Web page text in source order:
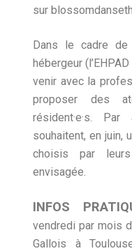
sur
Dans le cadre de
hébergeur
venir avec la
proposer des
résident·e·s.
souhaitent, en juin,
choisis par leurs
envisagée.
INFOS
vendredi par mois
Gallois à